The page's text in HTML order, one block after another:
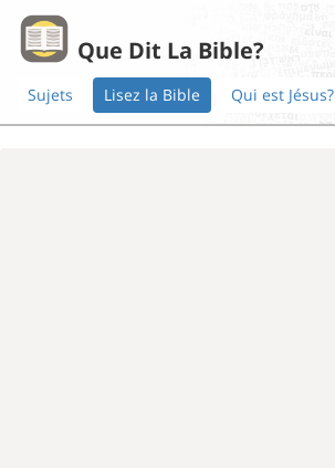
Que Dit La Bible?
Sujets Lisez la Bible Qui est Jésus?